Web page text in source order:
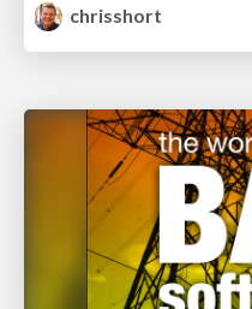
chrisshort